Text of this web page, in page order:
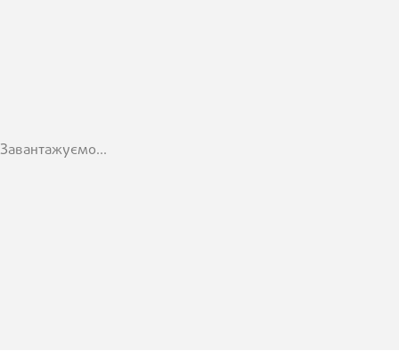
Завантажуємо...